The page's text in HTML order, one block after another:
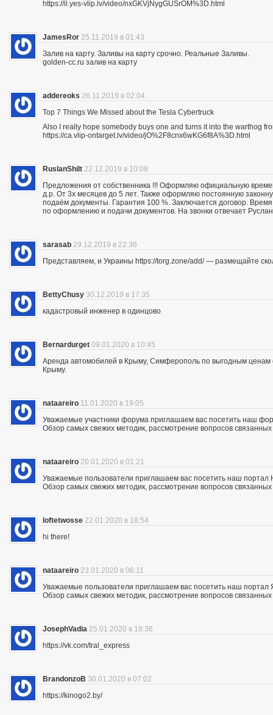
https://il.yes-vlip.lv/video/nxGKVjNygGUSrOM%3D.html
JamesRor 25.11.2019 в 01:43
Залив на карту. Заливы на карту срочно. Реальные Заливы.
golden-cc.ru залив на карту
addereoks 26.11.2019 в 02:04
Top 7 Things We Missed about the Tesla Cybertruck
Also I really hope somebody buys one and turns it into the warthog
https://ca.vlip-ontarget.lv/video/jO%2F8cnx6wKG6f8A%3D.html
RuslanShilt 22.12.2019 в 10:08
Предложения от собственника !!! Оформляю официальную
д.р. От 3х месяцев до 5 лет. Также оформляю постоянную
подаём документы. Гарантия 100 %. Заключается договор.
по оформлению и подачи документов. На звонки отвечает
sarasab 29.12.2019 в 22:36
Представляем, и Украины https://torg.zone/add/ — размещайте
BettyChusy 30.12.2019 в 17:35
кадастровый инженер в одинцово
Bernardurget 09.01.2020 в 10:45
Аренда автомобилей в Крыму, Симферополь по выгодным ценам
Крыму.
nataareiro 11.01.2020 в 19:05
Уважаемые участники форума приглашаем вас посетить наш
Обзор самых свежих методик, рассмотрение вопросов связанных
nataareiro 20.01.2020 в 01:21
Уважаемые пользователи приглашаем вас посетить наш портал
Обзор самых свежих методик, рассмотрение вопросов связанных
loftetwosse 22.01.2020 в 18:54
hi there!
nataareiro 23.01.2020 в 06:11
Уважаемые пользователи приглашаем вас посетить наш портал
Обзор самых свежих методик, рассмотрение вопросов
JosephVadia 25.01.2020 в 18:36
https://vk.com/tral_express
BrandonzoB 30.01.2020 в 07:02
https://kinogo2.by/